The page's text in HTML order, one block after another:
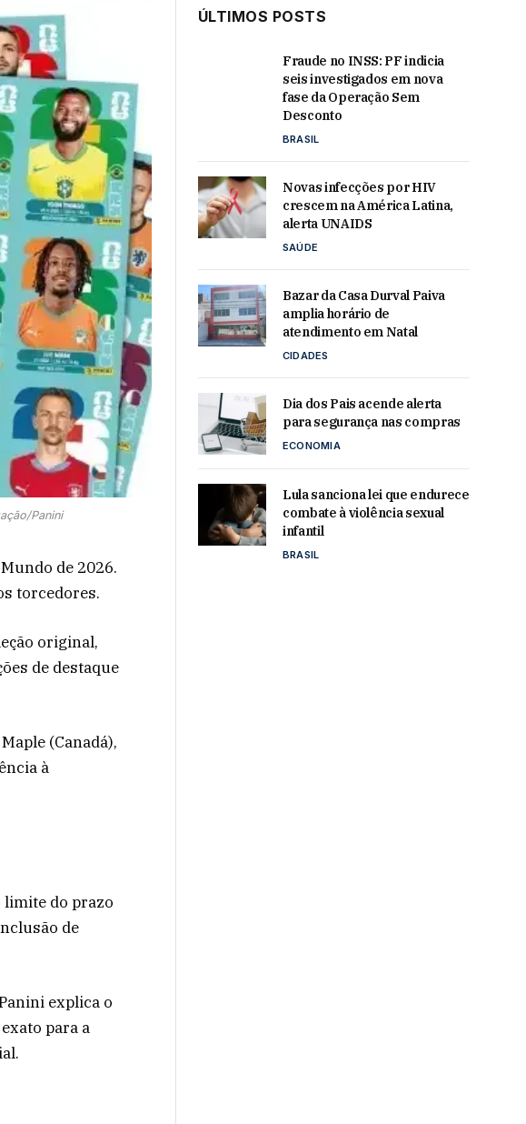
Panini
de 2026.
torcedores.
original,
de destaque
(Canadá),
à
limite do prazo
de
explica o
para a
ÚLTIMOS POSTS
Fraude no INSS: PF indicia
seis investigados em nova
fase da Operação Sem
Desconto
BRASIL
Novas infecções por HIV
crescem na América Latina,
alerta UNAIDS
SAÚDE
Bazar da Casa Durval Paiva
amplia horário de
atendimento em Natal
CIDADES
Dia dos Pais acende alerta
para segurança nas compras
ECONOMIA
Lula sanciona lei que endurece
combate à violência sexual
infantil
BRASIL